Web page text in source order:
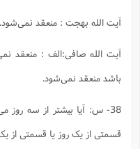
آیت الله بهجت : منعقد نمى‌شود.
آیت الله صافى:الف : منعقد
باشد منعقد نمى‌شود.
38- س: آیا بیشتر از سه روز
قسمتى از یک روز یا قسمتى از